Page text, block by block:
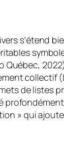
s’étend
Québec,
collectif
de listes
» qui